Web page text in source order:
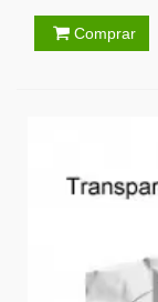
Comprar